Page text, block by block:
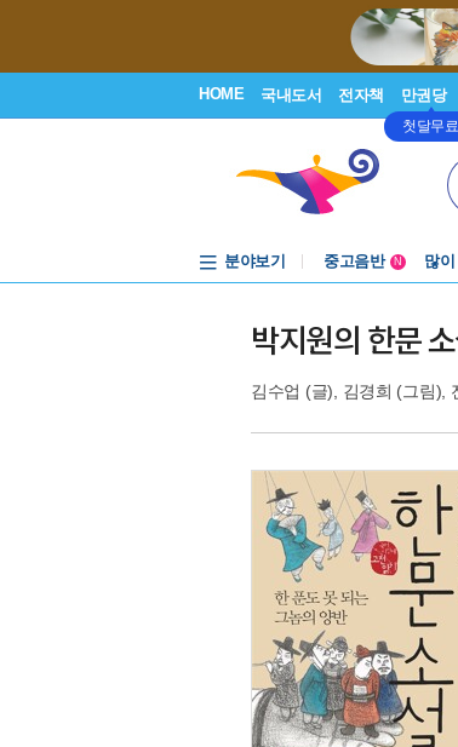
HOME 국내도서 전자책 만권당
첫달무료
분야보기
중고음반
중고음반
N 많
박지원의 한문
김수업 (글), 김경희 (그림),